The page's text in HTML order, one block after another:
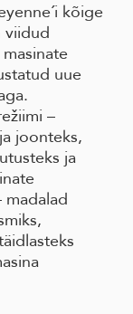
kõige
viidud
uue
–
joonteks,
ja